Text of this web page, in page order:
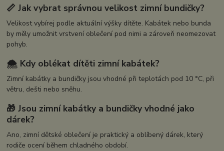
📏 Jak vybrat správnou velikost zimní bundičky?
Velikost vybírej podle aktuální výšky dítěte. Kabátek nebo bunda
by měly umožnit vrstvení oblečení pod nimi a zároveň neomezovat
pohyb.
🌨️ Kdy oblékat dítěti zimní kabátek?
Zimní kabátky a bundičky jsou vhodné při teplotách pod 10 °C, při
větru, dešti nebo sněhu.
🎁 Jsou zimní kabátky a bundičky vhodné jako
dárek?
Ano, zimní dětské oblečení je praktický a oblíbený dárek, který
rodiče ocení během chladného období.